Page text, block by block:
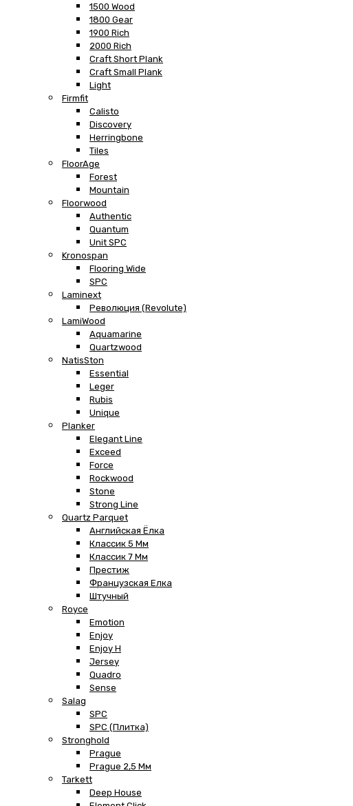
1500 Wood
1800 Gear
1900 Rich
2000 Rich
Craft Short Plank
Craft Small Plank
Light
Firmfit
Calisto
Discovery
Herringbone
Tiles
FloorAge
Forest
Mountain
Floorwood
Authentic
Quantum
Unit SPC
Kronospan
Flooring Wide
SPC
Laminext
Революция (Revolute)
LamiWood
Aquamarine
Quartzwood
NatisSton
Essential
Leger
Rubis
Unique
Planker
Elegant Line
Exceed
Force
Rockwood
Stone
Strong Line
Quartz Parquet
Английская Ёлка
Классик 5 Мм
Классик 7 Мм
Престиж
Французская Елка
Штучный
Royce
Emotion
Enjoy
Enjoy H
Jersey
Quadro
Sense
Salag
SPC
SPC (плитка)
Stronghold
Prague
Prague 2,5 Мм
Tarkett
Deep House